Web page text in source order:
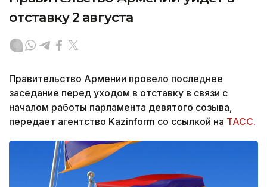
отставку 2 августа
Правительство Армении провело последнее
заседание перед уходом в отставку в связи с
началом работы парламента девятого созыва,
передает агентство Kazinform со ссылкой на ТАСС.